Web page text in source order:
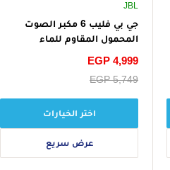
JBL
جي بي فليب 6 مكبر الصوت
المحمول المقاوم للماء
سعر
EGP 4,999
سعر
EGP 5,749
اختر الخيارات
عرض سريع